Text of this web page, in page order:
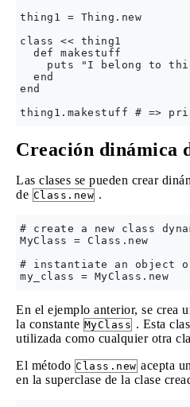
thing1 = Thing.new
class << thing1
  def makestuff
puts "I belong to
  end
end
Creación dinámica
Las clases se pueden crear
de Class.new .
# create a new class
MyClass = Class.new
# instantiate an object of
En el ejemplo anterior, se crea
la constante MyClass . Esta
utilizada como cualquier otra
El método Class.new acepta
en la superclase de la clase